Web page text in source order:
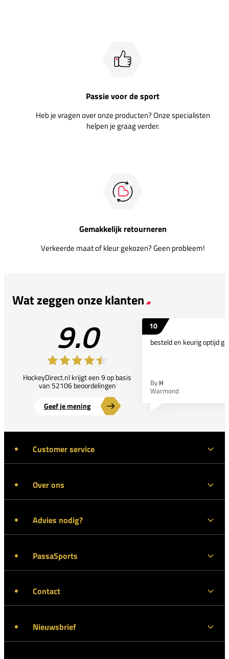
Passie voor de sport
Heb je vragen over onze producten? Onze specialisten
helpen je graag verder.
Gemakkelijk retourneren
Verkeerde maat of kleur gekozen? Geen probleem!
Wat zeggen onze klanten
9.0
HockeyDirect.nl krijgt een 9 op basis
van 52106 beoordelingen
Geef je mening
10
besteld en keurig optijd
By H
Warmond
Customer service
Over ons
Advies nodig?
PassaSports
Contact
Nieuwsbrief